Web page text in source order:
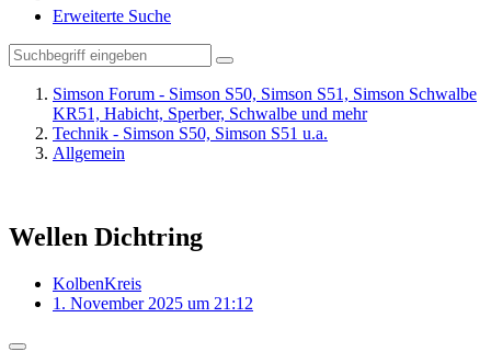
Erweiterte Suche
Simson Forum - Simson S50, Simson S51, Simson Schwalbe
KR51, Habicht, Sperber, Schwalbe und mehr
Technik - Simson S50, Simson S51 u.a.
Allgemein
Wellen Dichtring
KolbenKreis
1. November 2025 um 21:12